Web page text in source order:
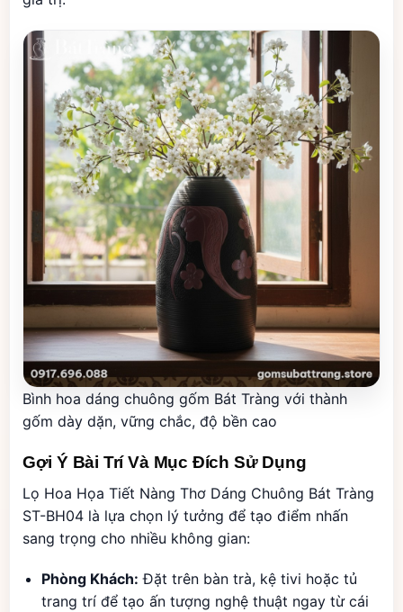
Bình hoa dáng chuông gốm Bát Tràng với thành
gốm dày dặn, vững chắc, độ bền cao
Gợi Ý Bài Trí Và Mục Đích Sử Dụng
Lọ Hoa Họa Tiết Nàng Thơ Dáng Chuông Bát Tràng
ST-BH04 là lựa chọn lý tưởng để tạo điểm nhấn
sang trọng cho nhiều không gian:
Phòng Khách: Đặt trên bàn trà, kệ tivi hoặc tủ
trang trí để tạo ấn tượng nghệ thuật ngay từ cái